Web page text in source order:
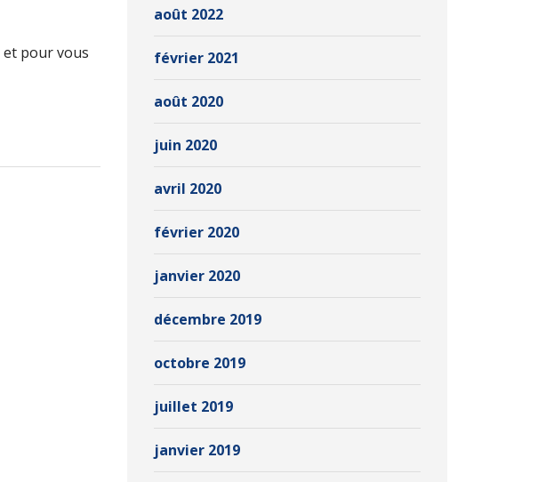
et pour vous
août 2022
février 2021
août 2020
juin 2020
avril 2020
février 2020
janvier 2020
décembre 2019
octobre 2019
juillet 2019
janvier 2019